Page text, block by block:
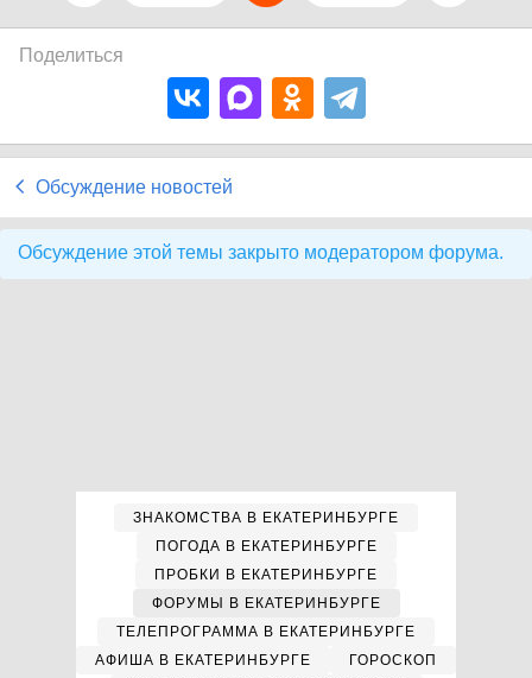
Поделиться
Обсуждение новостей
Обсуждение этой темы закрыто модератором форума.
ЗНАКОМСТВА В ЕКАТЕРИНБУРГЕ
ПОГОДА В ЕКАТЕРИНБУРГЕ
ПРОБКИ В ЕКАТЕРИНБУРГЕ
ФОРУМЫ В ЕКАТЕРИНБУРГЕ
ТЕЛЕПРОГРАММА В ЕКАТЕРИНБУРГЕ
АФИША В ЕКАТЕРИНБУРГЕ
ГОРОСКОП